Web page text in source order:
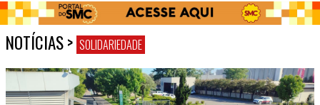
NOTÍCIAS> SOLIDARIEDADE